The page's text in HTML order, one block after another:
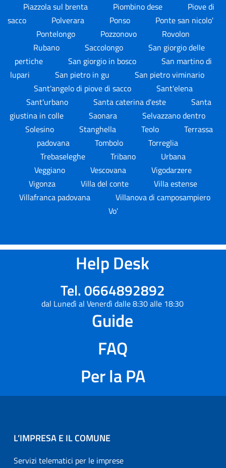
Piazzola sul brenta
Piombino dese
Piove di
sacco
Polverara Ponso
Ponte san nicolo'
Pontelongo
Pozzonovo
Rovolon
Rubano
Saccolongo
San giorgio delle
pertiche
San giorgio in bosco
San martino di
lupari
San pietro in gu
San pietro viminario
Sant'angelo di piove di sacco
Sant'elena
Sant'urbano
Santa caterina d'este
Santa
giustina in colle
Saonara
Selvazzano dentro
Solesino
Stanghella Teolo
Terrassa
padovana
Tombolo
Torreglia
Trebaseleghe
Tribano
Urbana
Veggiano
Vescovana
Vigodarzere
Vigonza
Villa del conte
Villa estense
Villafranca padovana
Villanova di camposampiero
Vo'
Help Desk
Tel. 0664892892
dal Lunedì al Venerdì dalle 8:30 alle 18:30
Guide
FAQ
Per la PA
L’IMPRESA E IL COMUNE
Servizi telematici per le imprese